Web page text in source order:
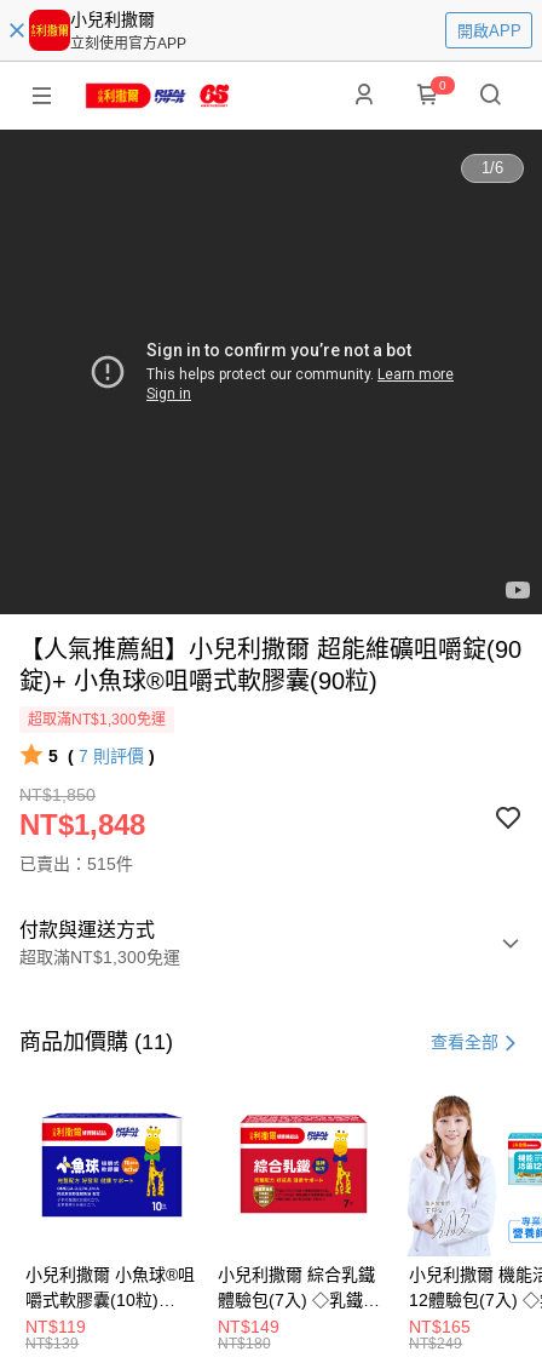
小兒利撒爾
立刻使用官方APP
開啟APP
0
1/6
【人氣推薦組】小兒利撒爾 超能維礦咀嚼錠(90
錠)+ 小魚球®咀嚼式軟膠囊(90粒)
超取滿NT$1,300免運
5 ( 7 則評價 )
NT$1,850
NT$1,848
已賣出：515件
付款與運送方式
超取滿NT$1,300免運
信用卡一次付款
LINE Pay
Apple Pay
街口支付
悠遊付
Google Pay
全盈+PAY
商品加價購 (11) 查看全部
小兒利撒爾 小魚球®咀
嚼式軟膠囊(10粒)
◇OMEGA-
3(EPA+DHA)+rTG型魚
NT$119
NT$139
小兒利撒爾 綜合乳鐵
體驗包(7入) ◇乳鐵蛋
白+藻精蛋白+DHA藻
油+專利大豆卵磷脂 成
NT$149
NT$180
小兒利撒爾 機能
12體驗包(7入) ◇
糖添加◇
NT$165
NT$249